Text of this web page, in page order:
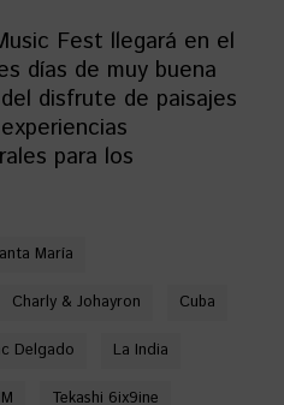
Fest llegará en el
días de muy buena
disfrute de paisajes
para los
María
Charly & Johayron Cuba
Delgado La India
Tekashi 6ix9ine